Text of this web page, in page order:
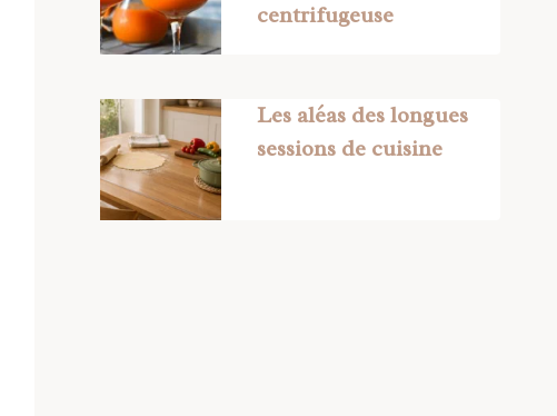
centrifugeuse
Les aléas des longues
sessions de cuisine